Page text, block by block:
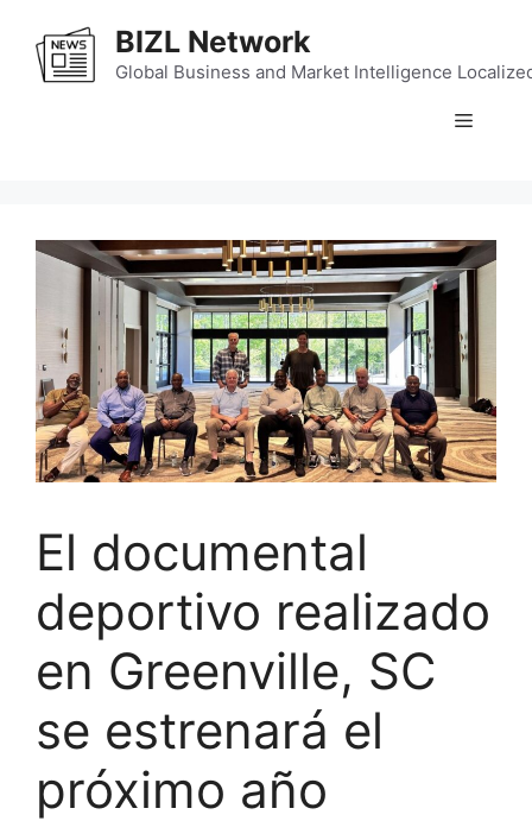
content
BIZL Network
Global Business and Market Intelligence
Menu
El documental
deportivo realizado
en Greenville, SC
se estrenará el
próximo año